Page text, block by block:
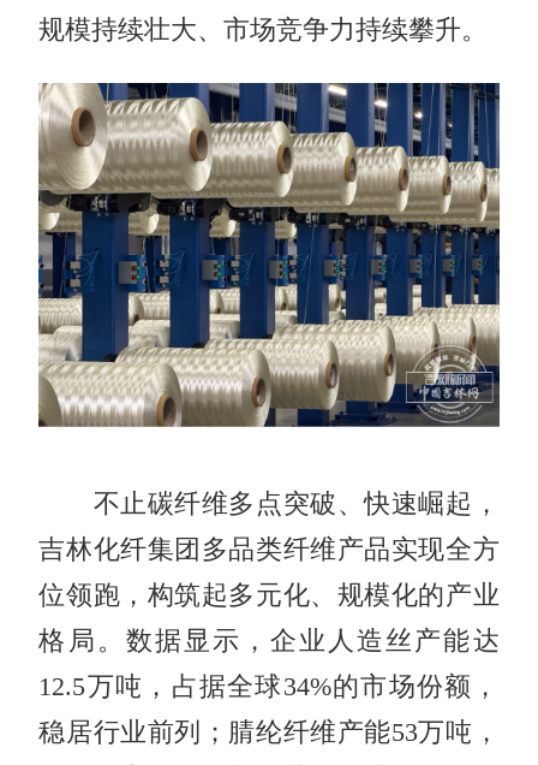
规模持续壮大、市场竞争力持续攀升。
不止碳纤维多点突破、快速崛起，
吉林化纤集团多品类纤维产品实现全方
位领跑，构筑起多元化、规模化的产业
格局。数据显示，企业人造丝产能达
12.5万吨，占据全球34%的市场份额，
稳居行业前列；腈纶纤维产能53万吨，